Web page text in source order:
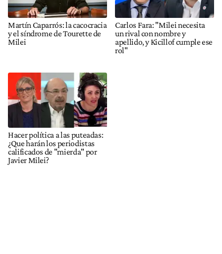
Martín Caparrós: la cacocracia
y el síndrome de Tourette de
Milei
Carlos Fara: "Milei necesita
un rival con nombre y
apellido, y Kicillof cumple ese
rol"
Hacer política a las puteadas:
¿Que harán los periodistas
calificados de "mierda" por
Javier Milei?